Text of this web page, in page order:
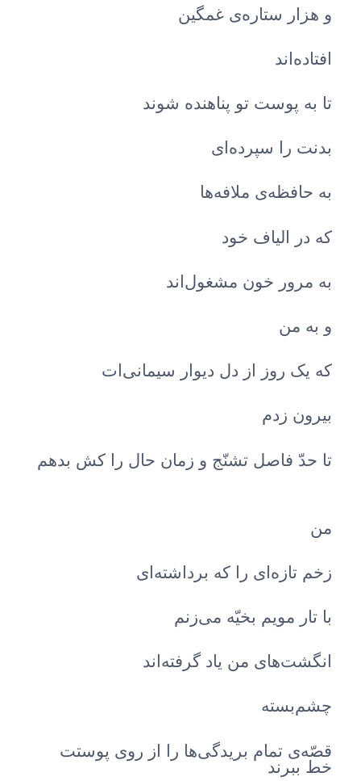
و هزار ستاره‌ی غمگین
افتاده‌اند
تا به پوست تو‌ پناهنده شوند
بدنت را سپرده‌ای
به حافظه‌ی ملافه‌ها
که در الیاف خود
به مرور خون مشغول‌اند
و به من
که یک روز از دل دیوار سیمانی‌ات
بیرون زدم
تا حدّ فاصل تشنّج و زمان حال را کش بدهم
من
زخم تازه‌ای را که برداشته‌ای
با تار مویم بخیّه می‌زنم
انگشت‌های من یاد گرفته‌اند
چشم‌بسته
قصّه‌ی تمام بریدگی‌ها را از روی پوستت
خط ببرند